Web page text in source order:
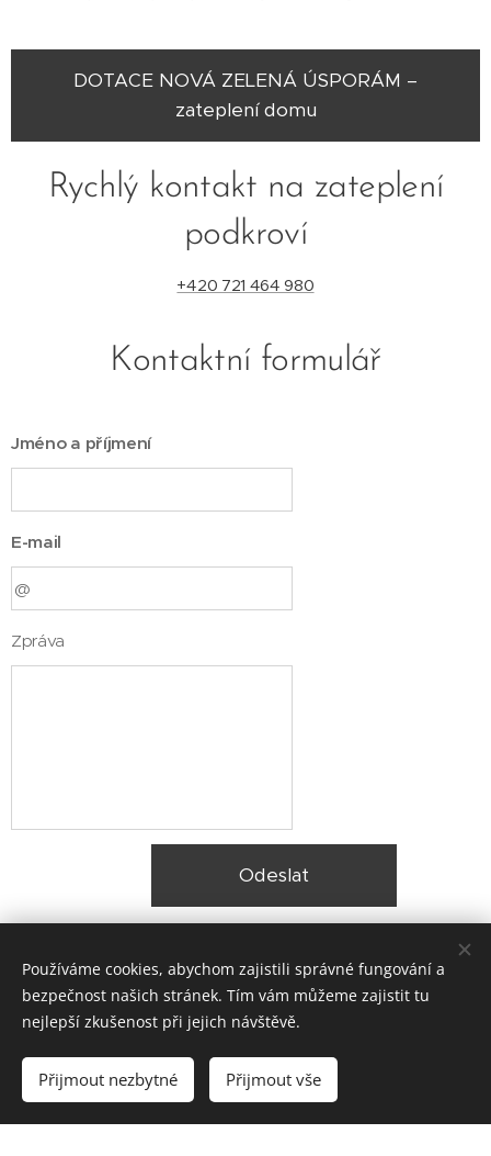
DOTACE NOVÁ ZELENÁ ÚSPORÁM –
zateplení domu
Rychlý kontakt na zateplení
podkroví
+420 721 464 980
Kontaktní formulář
Jméno a příjmení
E-mail
Zpráva
Odeslat
© 2025 Zateplení fasády Praha |Lokality
Vytvořeno službou Webnode
Používáme cookies, abychom zajistili správné fungování a
bezpečnost našich stránek. Tím vám můžeme zajistit tu
nejlepší zkušenost při jejich návštěvě.
Přijmout nezbytné Přijmout vše